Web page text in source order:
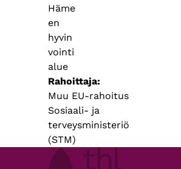
Häme
en
hyvin
vointi
alue
Rahoittaja
Muu EU-rahoitus
Sosiaali- ja
terveysministeriö
(STM)